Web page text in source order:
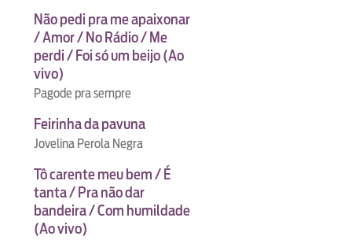
Não pedi pra me apaixonar
/ Amor / No Rádio / Me
perdi / Foi só um beijo (Ao
vivo)
Pagode pra sempre
Feirinha da pavuna
Jovelina Perola Negra
Tô carente meu bem / É
tanta / Pra não dar
bandeira / Com humildade
(Ao vivo)